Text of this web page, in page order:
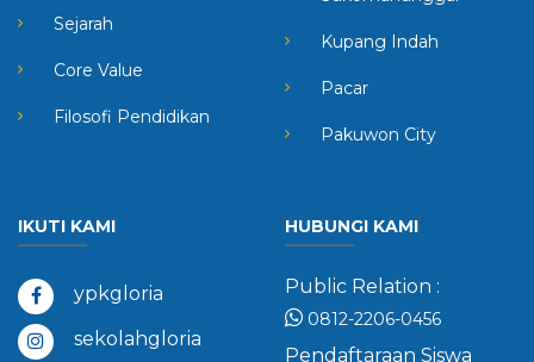
Sejarah
Core Value
Filosofi Pendidikan
Kupang Indah
Pacar
Pakuwon City
IKUTI KAMI
ypkgloria
sekolahgloria
HUBUNGI KAMI
Public Relation :
0812-2206-0456
Pendaftaraan Siswa